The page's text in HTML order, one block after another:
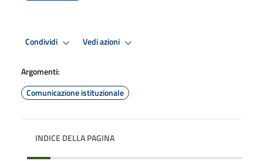
Condividi Vedi azioni
Argomenti:
Comunicazione istituzionale
INDICE DELLA PAGINA